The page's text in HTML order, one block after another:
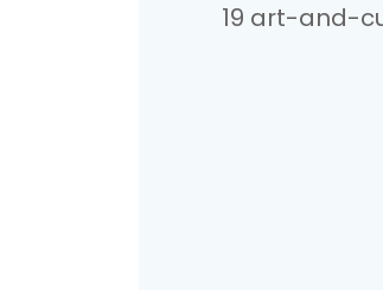
19 art-and-